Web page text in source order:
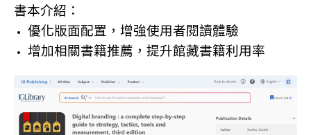
書本介紹：
優化版面配置，增強使用者閱讀體驗
增加相關書籍推薦，提升館藏書籍利用率